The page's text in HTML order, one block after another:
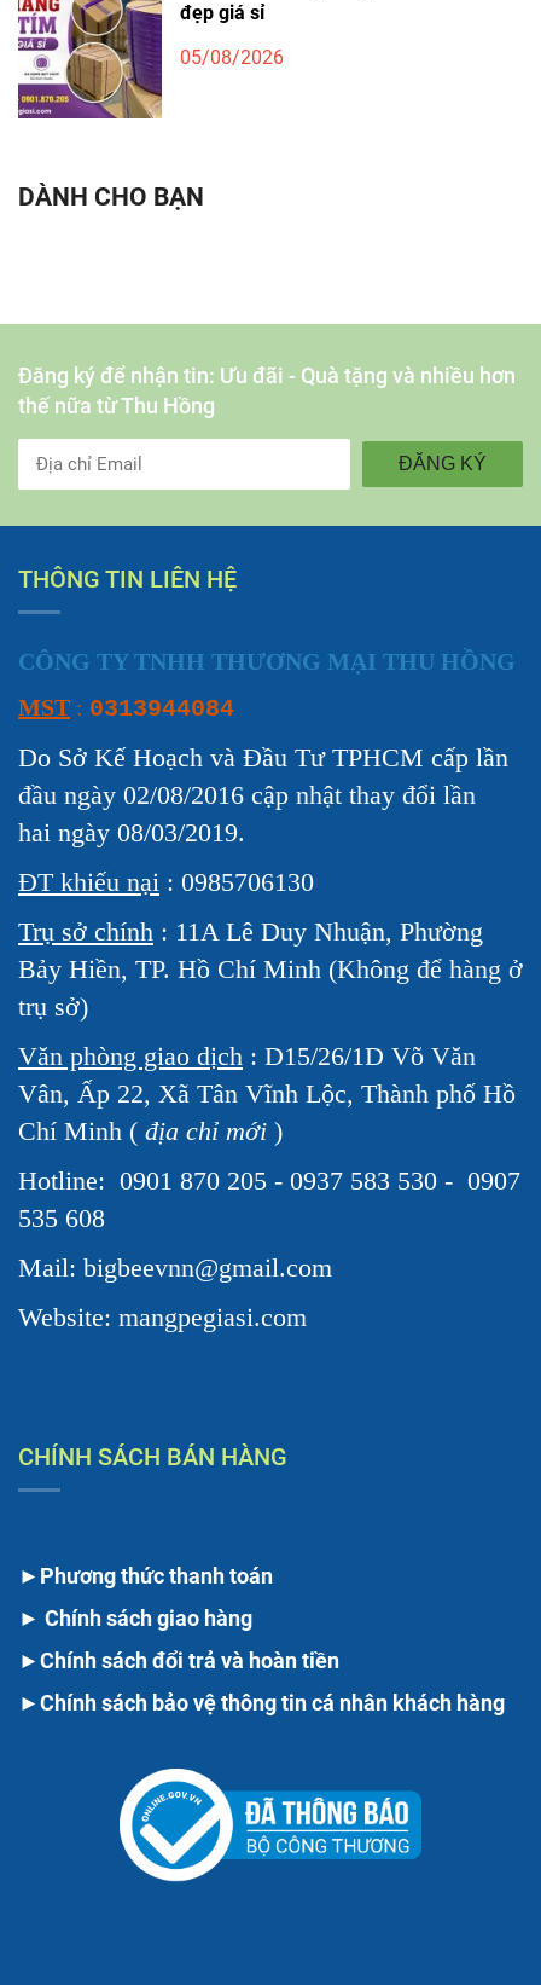
đẹp giá sỉ
05/08/2026
DÀNH CHO BẠN
Đăng ký để nhận tin: Ưu đãi - Quà tặng và nhiều hơn
thế nữa từ Thu Hồng
ĐĂNG KÝ
THÔNG TIN LIÊN HỆ
CÔNG TY TNHH THƯƠNG MẠI THU HỒNG
MST : 0313944084
Do Sở Kế Hoạch và Đầu Tư TPHCM cấp lần
đầu ngày 02/08/2016 cập nhật thay đổi lần
hai ngày 08/03/2019.
ĐT khiếu nại : 0985706130
Trụ sở chính : 11A Lê Duy Nhuận, Phường
Bảy Hiền, TP. Hồ Chí Minh (Không để hàng ở
trụ sở)
Văn phòng giao dịch : D15/26/1D Võ Văn
Vân, Ấp 22, Xã Tân Vĩnh Lộc, Thành phố Hồ
Chí Minh ( địa chỉ mới )
Hotline: 0901 870 205 - 0937 583 530 - 0907
535 608
Mail: bigbeevnn@gmail.com
Website: mangpegiasi.com
CHÍNH SÁCH BÁN HÀNG
► Phương thức thanh toán
► Chính sách giao hàng
►Chính sách đổi trả và hoàn tiền
►Chính sách bảo vệ thông tin cá nhân khách hàng